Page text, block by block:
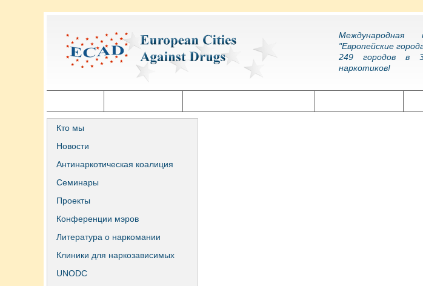
Международная
"Европейские
249 городов в
наркотиков!
Кто мы
Новости
Антинаркотическая коалиция
Семинары
Проекты
Конференции мэров
Литература о наркомании
Клиники для наркозависимых
UNODC